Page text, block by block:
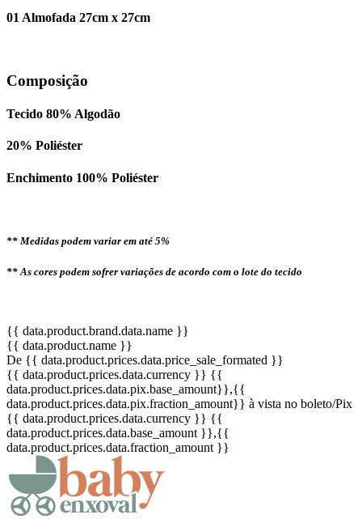
01 Almofada 27cm x 27cm
Composição
Tecido 80% Algodão
20% Poliéster
Enchimento 100% Poliéster
** Medidas podem variar em até 5%
** As cores podem sofrer variações de acordo com o lote do tecido
{{ data.product.brand.data.name }}
{{ data.product.name }}
De {{ data.product.prices.data.price_sale_formated }}
{{ data.product.prices.data.currency }} {{
data.product.prices.data.pix.base_amount}},{{
data.product.prices.data.pix.fraction_amount}} à vista no boleto/Pix
{{ data.product.prices.data.currency }} {{
data.product.prices.data.base_amount }},{{
data.product.prices.data.fraction_amount }}